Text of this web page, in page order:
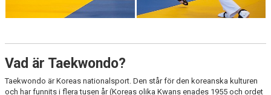
Vad är Taekwondo?
Taekwondo är Koreas nationalsport. Den står för den koreanska kulturen
och har funnits i flera tusen år (Koreas olika Kwans enades 1955 och ordet